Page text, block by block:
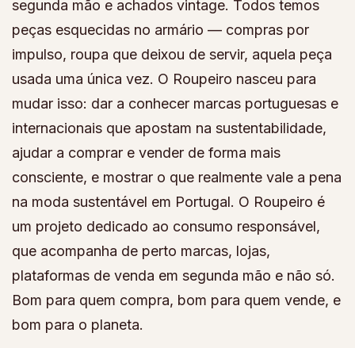
segunda mão e achados vintage. Todos temos
peças esquecidas no armário — compras por
impulso, roupa que deixou de servir, aquela peça
usada uma única vez. O Roupeiro nasceu para
mudar isso: dar a conhecer marcas portuguesas e
internacionais que apostam na sustentabilidade,
ajudar a comprar e vender de forma mais
consciente, e mostrar o que realmente vale a pena
na moda sustentável em Portugal. O Roupeiro é
um projeto dedicado ao consumo responsável,
que acompanha de perto marcas, lojas,
plataformas de venda em segunda mão e não só.
Bom para quem compra, bom para quem vende, e
bom para o planeta.